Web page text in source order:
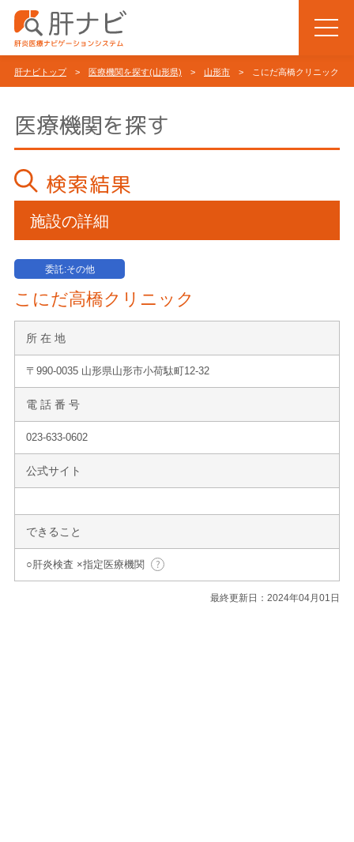
肝ナビトップ> 医療機関を探す(山形県) > 山形市 > こにだ高橋クリニック
医療機関を探す
検索結果
施設の詳細
委託:その他
こにだ高橋クリニック
所 在 地
〒990-0035 山形県山形市小荷駄町12-32
電 話 番 号
023-633-0602
公式サイト
できること
○肝炎検査 ×指定医療機関
最終更新日：2024年04月01日